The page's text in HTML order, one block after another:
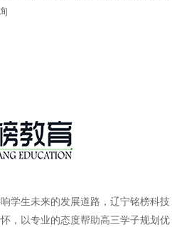
学生未来的发展道路，辽宁铭榜科技
，以专业的态度帮助高三学子规划优